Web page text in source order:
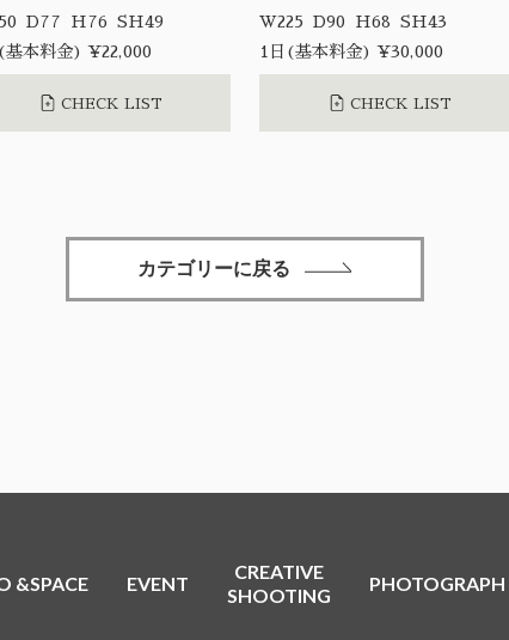
W150 D77 H76 SH49
基本料金) ¥22,000
CHECK LIST
W225 D90 H68 SH43
1日(基本料金) ¥30,000
CHECK LIST
カテゴリーに戻る
&SPACE EVENT
CREATIVE
SHOOTING
PHOTOGRAPH